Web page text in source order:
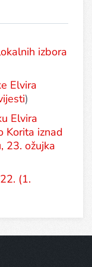
izbora
Elvira
)
Elvira
Korita iznad
23. ožujka
(1.